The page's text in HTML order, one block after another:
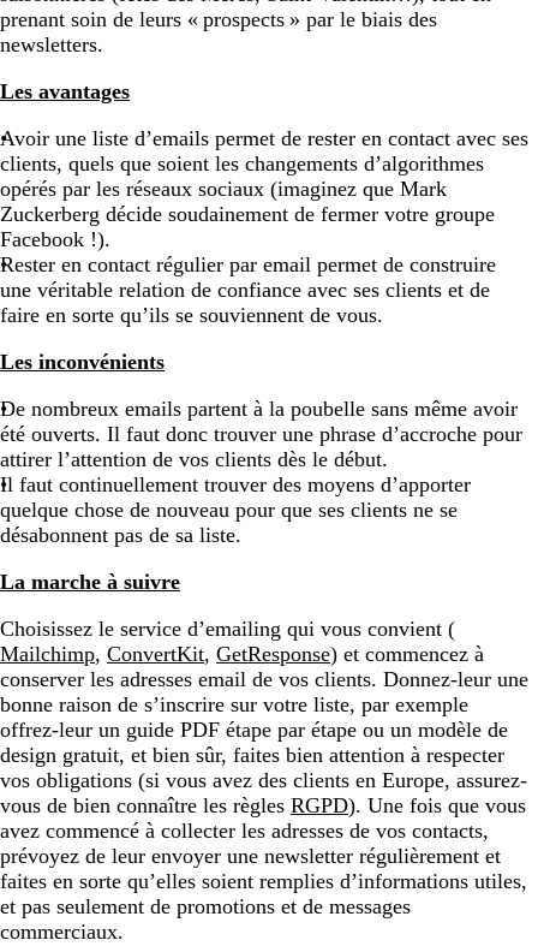
prenant soin de leurs « prospects » par le biais des
newsletters.
Les avantages
Avoir une liste d’emails permet de rester en contact avec ses
clients, quels que soient les changements d’algorithmes
opérés par les réseaux sociaux (imaginez que Mark
Zuckerberg décide soudainement de fermer votre groupe
Facebook !).
Rester en contact régulier par email permet de construire
une véritable relation de confiance avec ses clients et de
faire en sorte qu’ils se souviennent de vous.
Les inconvénients
De nombreux emails partent à la poubelle sans même avoir
été ouverts. Il faut donc trouver une phrase d’accroche pour
attirer l’attention de vos clients dès le début.
Il faut continuellement trouver des moyens d’apporter
quelque chose de nouveau pour que ses clients ne se
désabonnent pas de sa liste.
La marche à suivre
Choisissez le service d’emailing qui vous convient (
Mailchimp, ConvertKit, GetResponse) et commencez à
conserver les adresses email de vos clients. Donnez-leur une
bonne raison de s’inscrire sur votre liste, par exemple
offrez-leur un guide PDF étape par étape ou un modèle de
design gratuit, et bien sûr, faites bien attention à respecter
vos obligations (si vous avez des clients en Europe, assurez-
vous de bien connaître les règles RGPD). Une fois que vous
avez commencé à collecter les adresses de vos contacts,
prévoyez de leur envoyer une newsletter régulièrement et
faites en sorte qu’elles soient remplies d’informations utiles,
et pas seulement de promotions et de messages
commerciaux.